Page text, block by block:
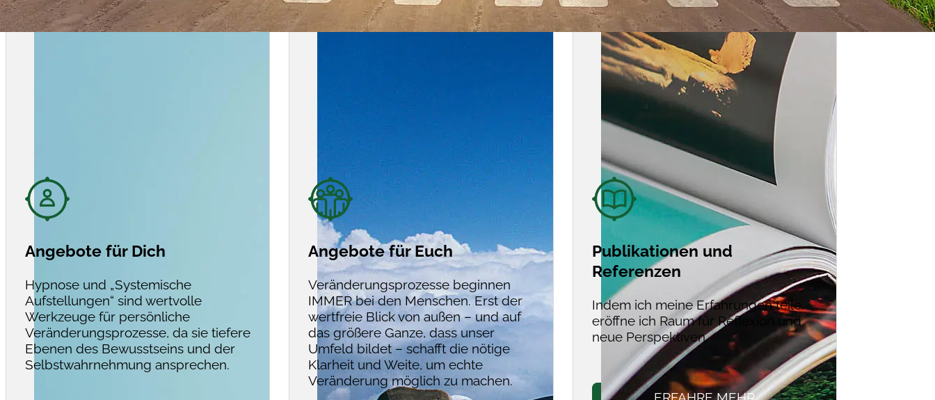
Angebote für Dich
Hypnose und „Systemische
Aufstellungen“ sind wertvolle
Werkzeuge für persönliche
Veränderungsprozesse, da sie tiefere
Ebenen des Bewusstseins und der
Selbstwahrnehmung ansprechen.
Angebote für Euch
Veränderungsprozesse beginnen
IMMER bei den Menschen. Erst der
wertfreie Blick von außen – und auf
das größere Ganze, dass unser
Umfeld bildet – schafft die nötige
Klarheit und Weite, um echte
Veränderung möglich zu machen.
Publikationen und
Referenzen
Indem ich meine Erfahrungen teile,
eröffne ich Raum für Reflexion und
neue Perspektiven.